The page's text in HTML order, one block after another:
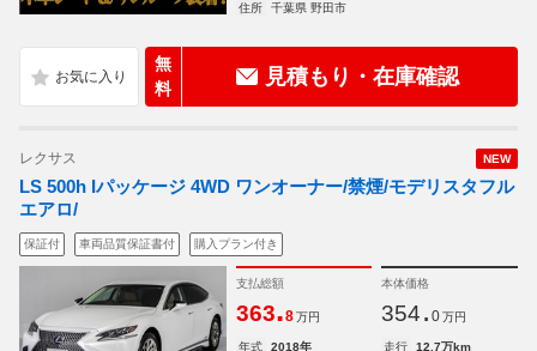
住所
千葉県 野田市
無
料
見積もり・在庫確認
NEW
レクサス
LS 500h Iパッケージ 4WD ワンオーナー/禁煙/モデリスタフル
エアロ/
保証付 車両品質保証書付 購入プラン付き
支払総額
363.8 万円
本体価格
354. 0 万円
年式 2018年 走行 12.7万km